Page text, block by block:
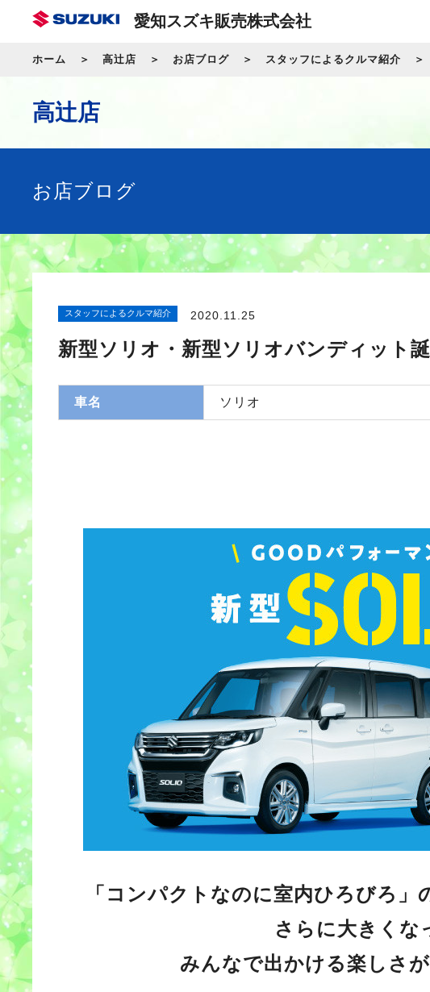
愛知スズキ販売株式会社
ホーム 高辻店 お店ブログ スタッフによるクルマ紹介
高辻店
お店ブログ
スタッフによるクルマ紹介 2020.11.25
新型ソリオ・新型ソリオバンディット誕
車名 ソリオ
「コンパクトなのに室内ひろびろ
さらに大きくな
みんなで出かける楽しさ